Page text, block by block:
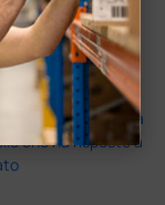
rimasto molto
qualità, consegna
che ha risposto a